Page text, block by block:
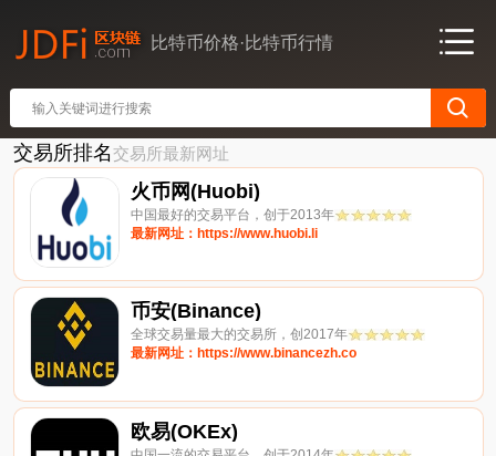
比特币价格·比特币行情
交易所排名交易所最新网址
火币网(Huobi)
中国最好的交易平台，创于2013年
最新网址：https://www.huobi.li
币安(Binance)
全球交易量最大的交易所，创2017年
最新网址：https://www.binancezh.co
欧易(OKEx)